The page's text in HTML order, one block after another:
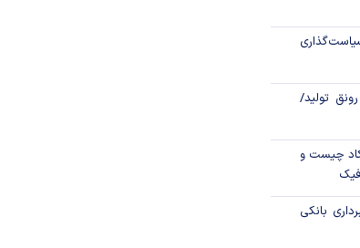
شوک نفتی
تولید/
چیست و
بانکی